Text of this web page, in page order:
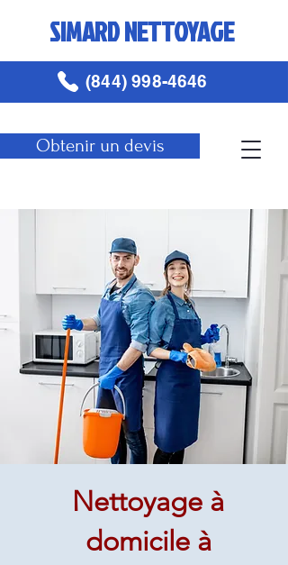
SIMARD NETTOYAGE
Obtenir un devis
(844) 998-4646
Nettoyage à
domicile à